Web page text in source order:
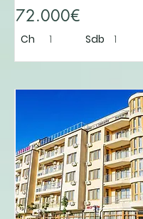
72.000€
Ch 1 Sdb 1